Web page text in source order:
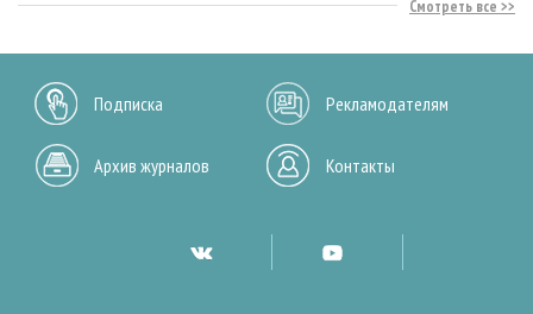
Смотреть все
Подписка Рекламодателям
Архив журналов Контакты